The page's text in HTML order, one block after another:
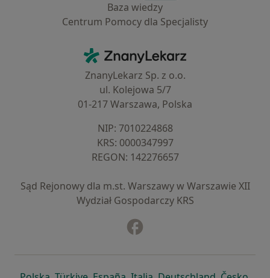
Baza wiedzy
Centrum Pomocy dla Specjalisty
ZnanyLekarz - Strona główna
ZnanyLekarz Sp. z o.o.
ul. Kolejowa 5/7
01-217 Warszawa, Polska
NIP: ⁠7010224868
KRS: ⁠0000347997
REGON: ⁠142276657
Sąd Rejonowy dla m.st. Warszawy w Warszawie XII
Wydział Gospodarczy KRS